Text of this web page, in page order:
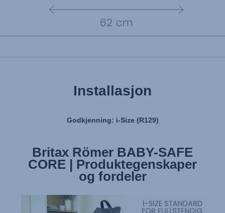
Installasjon
Godkjenning: i-Size (R129)
Britax Römer BABY-SAFE
CORE | Produktegenskaper
og fordeler
Britax Römer BABY-SAFE
CORE | Installere setet